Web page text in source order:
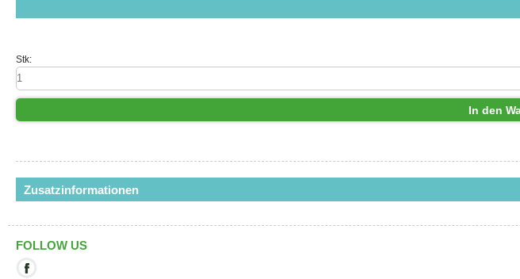
Stk:
In den
Zusatzinformationen
FOLLOW US